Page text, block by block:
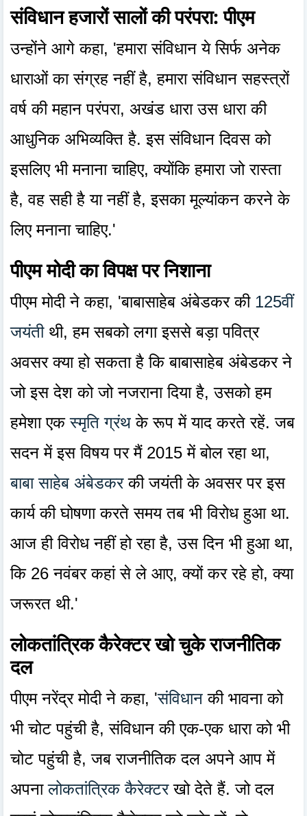
संविधान हजारों सालों की परंपरा: पीएम
उन्होंने आगे कहा, 'हमारा संविधान ये सिर्फ अनेक
धाराओं का संग्रह नहीं है, हमारा संविधान सहस्त्रों
वर्ष की महान परंपरा, अखंड धारा उस धारा की
आधुनिक अभिव्यक्ति है. इस संविधान दिवस को
इसलिए भी मनाना चाहिए, क्योंकि हमारा जो रास्ता
है, वह सही है या नहीं है, इसका मूल्यांकन करने के
लिए मनाना चाहिए.'
पीएम मोदी का विपक्ष पर निशाना
पीएम मोदी ने कहा, 'बाबासाहेब अंबेडकर की 125वीं
जयंतीथी, हम सबको लगा इससे बड़ा पवित्र
अवसर क्या हो सकता है कि बाबासाहेब अंबेडकर ने
जो इस देश को जो नजराना दिया है, उसको हम
हमेशा एकस्मृति ग्रंथ के रूप में याद करते रहें. जब
सदन में इस विषय पर मैं 2015 में बोल रहा था,
बाबा साहेब अंबेडकरकी जयंती के अवसर पर इस
कार्य की घोषणा करते समय तब भी विरोध हुआ था.
आज ही विरोध नहीं हो रहा है, उस दिन भी हुआ था,
कि 26 नवंबर कहां से ले आए, क्यों कर रहे हो, क्या
जरूरत थी.'
लोकतांत्रिक कैरेक्टर खो चुके राजनीतिक
दल
पीएम नरेंद्र मोदी ने कहा, 'संविधान की भावना को
भी चोट पहुंची है, संविधान की एक-एक धारा को भी
चोट पहुंची है, जब राजनीतिक दल अपने आप में
अपनालोकतांत्रिक कैरेक्टरखो देते हैं. जो दल